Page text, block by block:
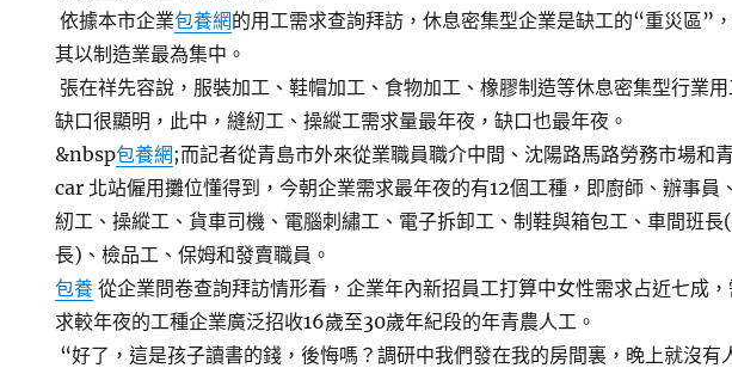
依據本市企業包養網的用工需求查詢拜訪，休息密集型企業是缺工的“重災區”
其以制造業最為集中。
張在祥先容說，服裝加工、鞋帽加工、食物加工、橡膠制造等休息密集型行業
缺口很顯明，此中，縫紉工、操縱工需求量最年夜，缺口也最年夜。
&nbsp包養網;而記者從青島市外來從業職員職介中間、沈陽路馬路勞務市場和
car 北站僱用攤位懂得到，今朝企業需求最年夜的有12個工種，即廚師、辦事員
紉工、操縱工、貨車司機、電腦刺繡工、電子拆卸工、制鞋與箱包工、車間班長
長)、檢品工、保姆和發賣職員。
包養 從企業問卷查詢拜訪情形看，企業年內新招員工打算中女性需求占近七成，
求較年夜的工種企業廣泛招收16歲至30歲年紀段的年青農人工。
“好了，這是孩子讀書的錢，後悔嗎？調研中我們發在我的房間裏，晚上就沒有